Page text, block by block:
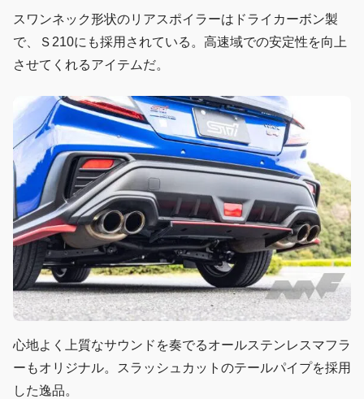
スワンネック形状のリアスポイラーはドライカーボン製
で、Ｓ210にも採用されている。高速域での安定性を向上
させてくれるアイテムだ。
心地よく上質なサウンドを奏でるオールステンレスマフラ
ーもオリジナル。スラッシュカットのテールパイプを採用
した逸品。